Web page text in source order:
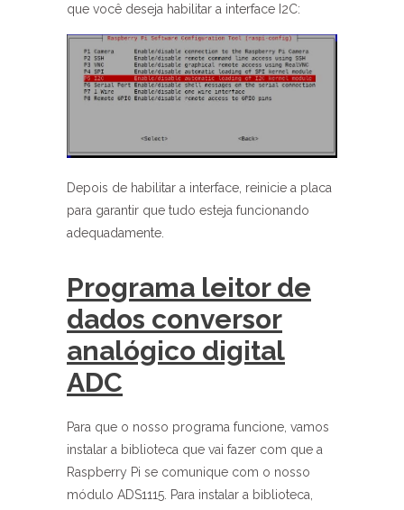
que você deseja habilitar a interface I2C:
Depois de habilitar a interface, reinicie a placa
para garantir que tudo esteja funcionando
adequadamente.
Programa leitor de
dados conversor
analógico digital
ADC
Para que o nosso programa funcione, vamos
instalar a biblioteca que vai fazer com que a
Raspberry Pi se comunique com o nosso
módulo ADS1115. Para instalar a biblioteca,